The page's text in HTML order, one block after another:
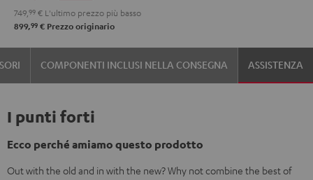
749, 99 € L'ultimo prezzo più basso
899,99 € Prezzo originario
COMPONENTI INCLUSI NELLA CONSEGNA ASSISTENZA
I punti forti
Ecco perché amiamo questo prodotto
Out with the old and in with the new? Why not combine the best of